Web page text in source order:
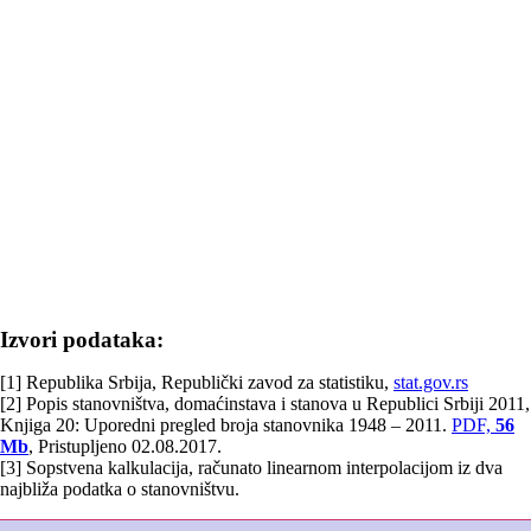
Izvori podataka:
[1] Republika Srbija, Republički zavod za statistiku, stat.gov.rs
[2] Popis stanovništva, domaćinstava i stanova u Republici Srbiji 2011,
Knjiga 20: Uporedni pregled broja stanovnika 1948 – 2011. PDF, 56
Mb, Pristupljeno 02.08.2017.
[3] Sopstvena kalkulacija, računato linearnom interpolacijom iz dva
najbliža podatka o stanovništvu.